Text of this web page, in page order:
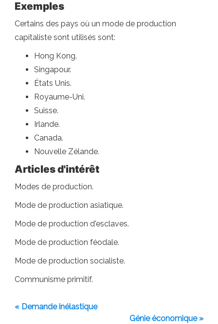
Exemples
Certains des pays où un mode de production
capitaliste sont utilisés sont:
Hong Kong.
Singapour.
États Unis.
Royaume-Uni.
Suisse.
Irlande.
Canada.
Nouvelle Zélande.
Articles d'intérêt
Modes de production.
Mode de production asiatique.
Mode de production d'esclaves.
Mode de production féodale.
Mode de production socialiste.
Communisme primitif.
« Demande inélastique
Génie économique »